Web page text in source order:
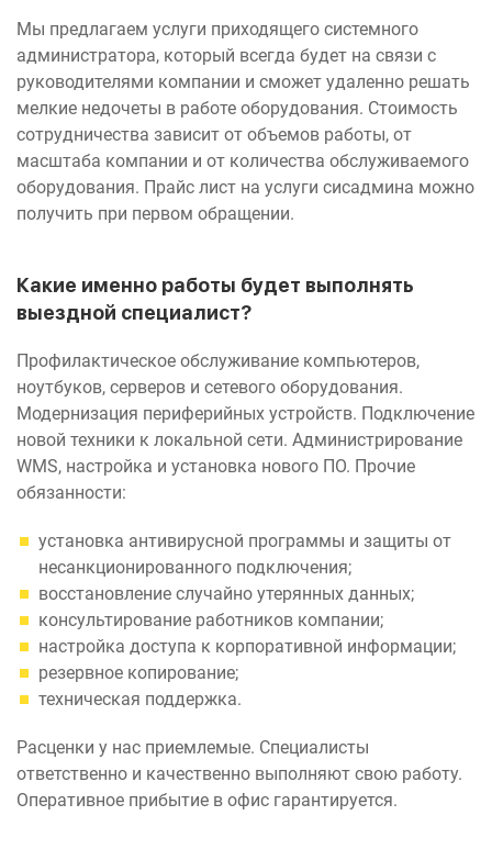
Мы предлагаем услуги приходящего системного
администратора, который всегда будет на связи с
руководителями компании и сможет удаленно решать
мелкие недочеты в работе оборудования. Стоимость
сотрудничества зависит от объемов работы, от
масштаба компании и от количества обслуживаемого
оборудования. Прайс лист на услуги сисадмина можно
получить при первом обращении.
Какие именно работы будет выполнять
выездной специалист?
Профилактическое обслуживание компьютеров,
ноутбуков, серверов и сетевого оборудования.
Модернизация периферийных устройств. Подключение
новой техники к локальной сети. Администрирование
WMS, настройка и установка нового ПО. Прочие
обязанности:
установка антивирусной программы и защиты от
несанкционированного подключения;
восстановление случайно утерянных данных;
консультирование работников компании;
настройка доступа к корпоративной информации;
резервное копирование;
техническая поддержка.
Расценки у нас приемлемые. Специалисты
ответственно и качественно выполняют свою работу.
Оперативное прибытие в офис гарантируется.